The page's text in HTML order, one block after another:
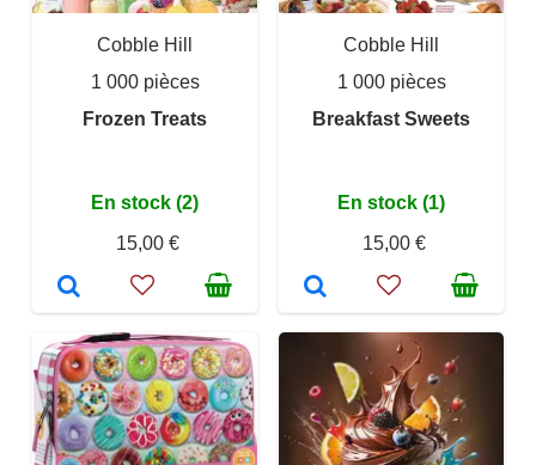
Cobble Hill
1 000 pièces
Frozen Treats
En stock (2)
15,00 €
Cobble Hill
1 000 pièces
Breakfast Sweets
En stock (1)
15,00 €